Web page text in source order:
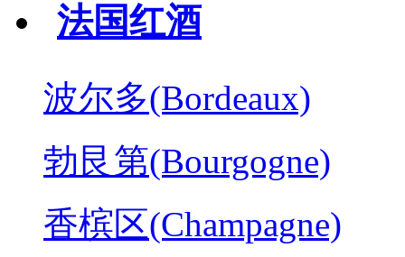
法国红酒
波尔多(Bordeaux)
勃艮第(Bourgogne)
香槟区(Champagne)